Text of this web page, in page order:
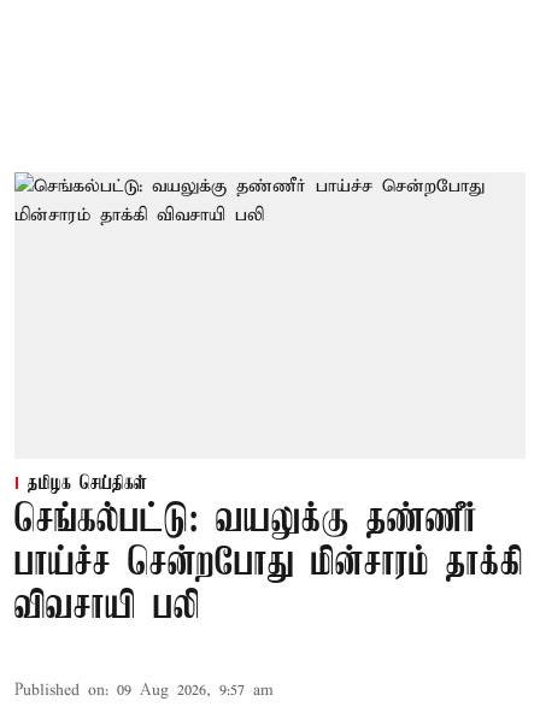
தமிழக செய்திகள்
செங்கல்பட்டு: வயலுக்கு தண்ணீர்
பாய்ச்ச சென்றபோது மின்சாரம் தாக்கி
விவசாயி பலி
Published on: 09 Aug 2026, 9:57 am